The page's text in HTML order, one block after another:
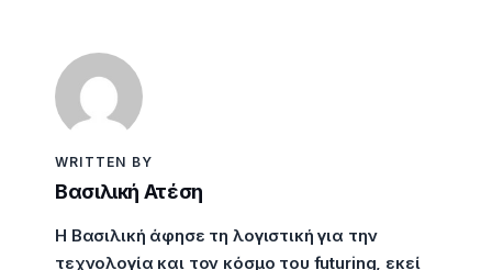
WRITTEN BY
Βασιλική Ατέση
Η Βασιλική άφησε τη λογιστική για την
τεχνολογία και τον κόσμο του futuring, εκεί